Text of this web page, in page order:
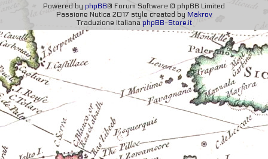
Powered by phpBB® Forum Software © phpBB Limited
Passione Nutica 2017 style created by Makrov
Traduzione Italiana phpBB-Store.it